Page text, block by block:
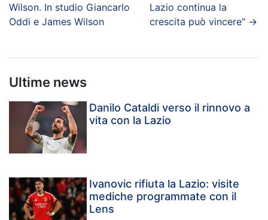
Wilson. In studio Giancarlo
Oddi e James Wilson
Lazio continua la
crescita può vincere"→
Ultime news
Danilo Cataldi verso il rinnovo a
vita con la Lazio
Ivanovic rifiuta la Lazio: visite
mediche programmate con il
Lens